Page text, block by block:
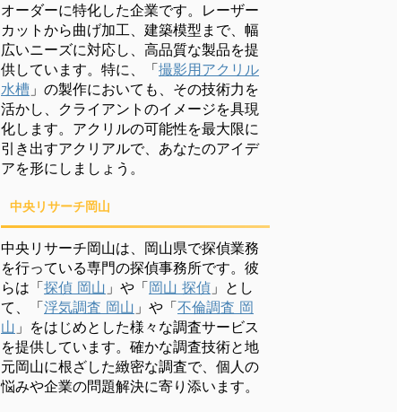
オーダーに特化した企業です。レーザー
カットから曲げ加工、建築模型まで、幅
広いニーズに対応し、高品質な製品を提
供しています。特に、「撮影用アクリル
水槽 」の製作においても、その技術力を
活かし、クライアントのイメージを具現
化します。アクリルの可能性を最大限に
引き出すアクリアルで、あなたのアイデ
アを形にしましょう。
中央リサーチ岡山
中央リサーチ岡山は、岡山県で探偵業務
を行っている専門の探偵事務所です。彼
らは「探偵 岡山 」や「岡山 探偵 」とし
て、「浮気調査 岡山 」や「不倫調査 岡
山 」をはじめとした様々な調査サービス
を提供しています。確かな調査技術と地
元岡山に根ざした緻密な調査で、個人の
悩みや企業の問題解決に寄り添います。